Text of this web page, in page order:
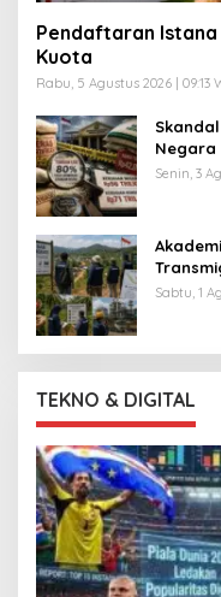
Pendaftaran
Kuota
Rabu, 5 Agustus 2026 | 09:13
Negara
Senin, 3
Sabtu, 1
TEKNO & DIGITAL